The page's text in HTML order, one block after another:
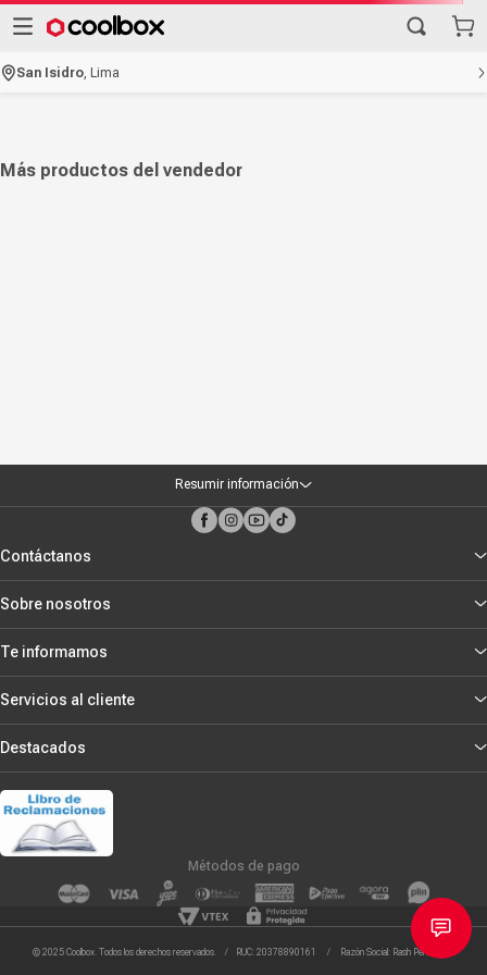
San Isidro ,Lima
Más productos del vendedor
Resumir información
Contáctanos
Sobre nosotros
Te informamos
Servicios al cliente
Destacados
Métodos de pago
© 2025 Coolbox. Todos los derechos reservados. / RUC: 20378890161 / Razón Social: Rash Peru S.R.L.